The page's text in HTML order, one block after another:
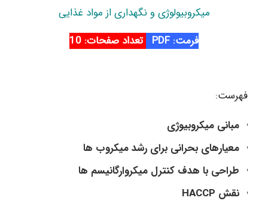
میکروبیولوژی و نگهداری از مواد غذایی
فرمت: PDF
تعداد صفحات: 10
فهرست:
مبانی میکروبیوژی
معیارهای بحرانی برای رشد میکروب ها
طراحی با هدف کنترل میکروارگانیسم ها
نقش HACCP